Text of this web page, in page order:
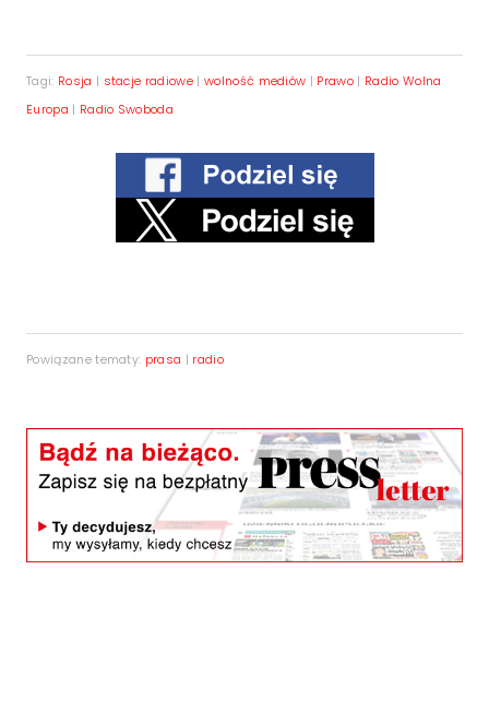
Tagi: Rosja | stacje radiowe| wolność mediów | Prawo | Radio Wolna
Europa | Radio Swoboda
Powiązane tematy: prasa | radio